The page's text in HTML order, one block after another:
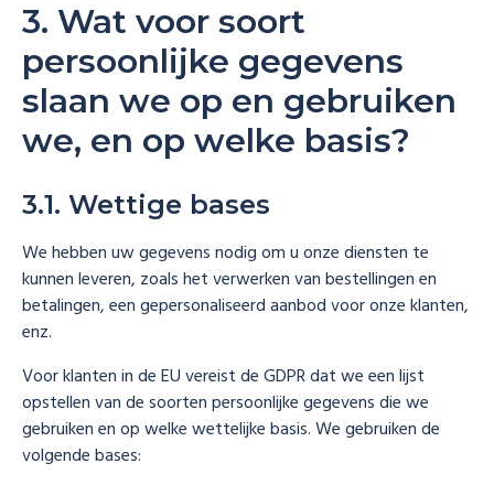
3. Wat voor soort
persoonlijke gegevens
slaan we op en gebruiken
we, en op welke basis?
3.1. Wettige bases
We hebben uw gegevens nodig om u onze diensten te
kunnen leveren, zoals het verwerken van bestellingen en
betalingen, een gepersonaliseerd aanbod voor onze klanten,
enz.
Voor klanten in de EU vereist de GDPR dat we een lijst
opstellen van de soorten persoonlijke gegevens die we
gebruiken en op welke wettelijke basis. We gebruiken de
volgende bases: